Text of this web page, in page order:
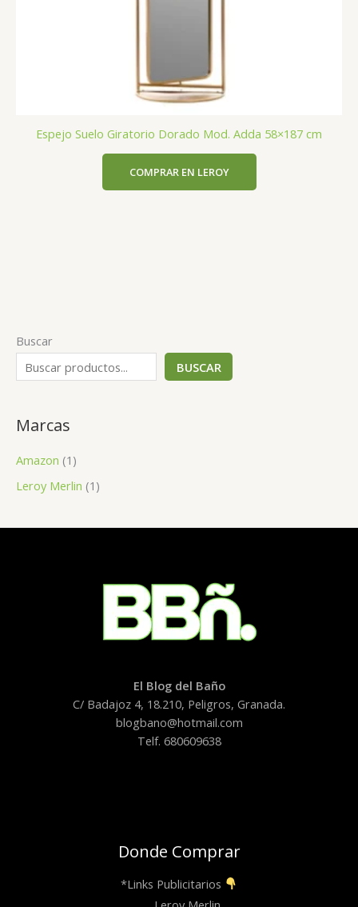
Buscar
BUSCAR
Marcas
Amazon (1)
Leroy Merlin (1)
Espejo Suelo Giratorio Dorado Mod. Adda 58×187 cm
COMPRAR EN LEROY
El Blog del Baño
C/ Badajoz 4, 18.210, Peligros, Granada.
blogbano@hotmail.com
Telf. 680609638
Donde Comprar
*Links Publicitarios